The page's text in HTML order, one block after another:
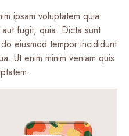
ipsam voluptatem quia
fugit, quia. Dicta sunt
eiusmod tempor incididunt
Ut enim minim veniam quis